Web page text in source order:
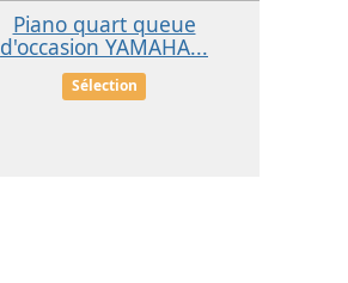
Piano quart queue
d'occasion YAMAHA...
Sélection